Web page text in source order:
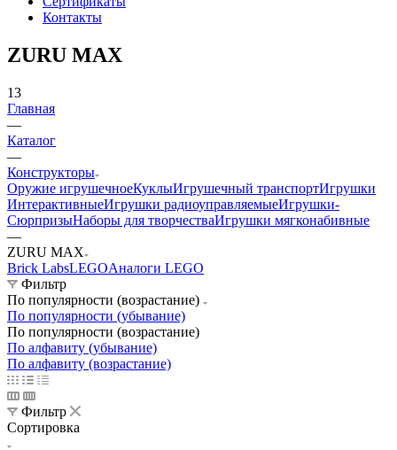
Контакты
ZURU MAX
13
Главная
—
Каталог
—
Конструкторы
Оружие игрушечноеКуклыИгрушечный транспортИгрушки
ИнтерактивныеИгрушки радиоуправляемыеИгрушки-
СюрпризыНаборы для творчестваИгрушки мягконабивные
—
ZURU MAX
Brick LabsLEGOАналоги LEGO
Фильтр
По популярности (возрастание)
По популярности (убывание)
По популярности (возрастание)
По алфавиту (убывание)
По алфавиту (возрастание)
Фильтр
Сортировка